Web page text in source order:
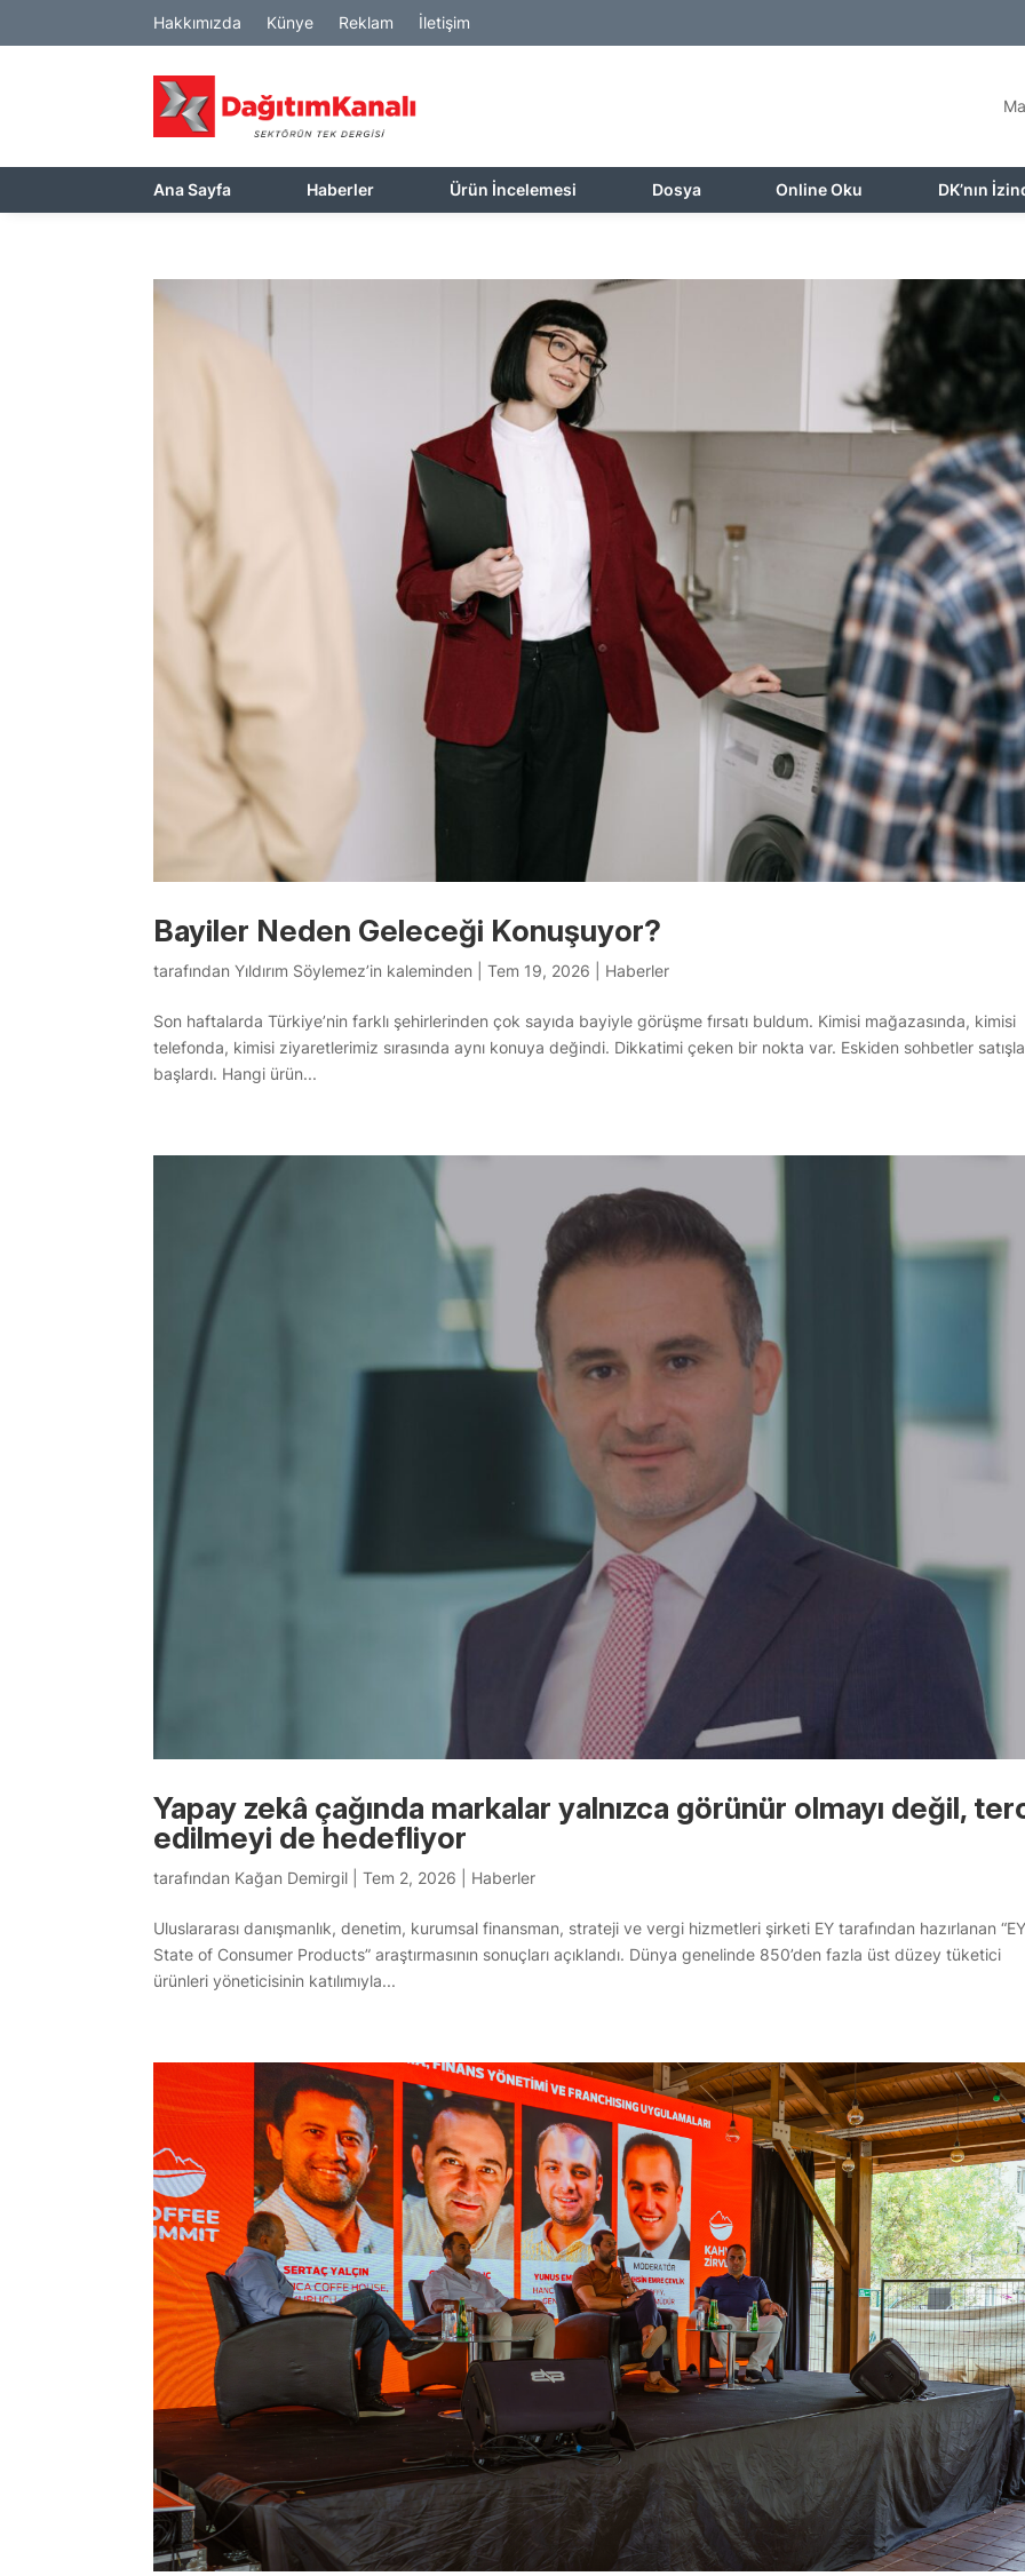
Hakkımızda Künye Reklam İletişim
Ana Sayfa Haberler Ürün İncelemesi Dosya Online Oku DK’nın
Bayiler Neden Geleceği Konuşuyor?
tarafındanYıldırım Söylemez’in kaleminden |Tem 19, 2026 Haberler
Son haftalarda Türkiye’nin farklı şehirlerinden çok sayıda bayiyle görüşme fırsatı buldum. Kimisi mağazasında, kimisi
telefonda, kimisi ziyaretlerimiz sırasında aynı konuya değindi. Dikkatimi çeken bir nokta var. Eskiden sohbetler satışla
başlardı. Hangi ürün...
Yapay zekâ çağında markalar yalnızca görünür olmayı değil,
edilmeyi de hedefliyor
tarafından Kağan Demirgil |Tem 2, 2026 Haberler
Uluslararası danışmanlık, denetim, kurumsal finansman, strateji ve vergi hizmetleri şirketi EY tarafından hazırlanan
State of Consumer Products” araştırmasının sonuçları açıklandı. Dünya genelinde 850’den fazla üst düzey tüketici
ürünleri yöneticisinin katılımıyla...